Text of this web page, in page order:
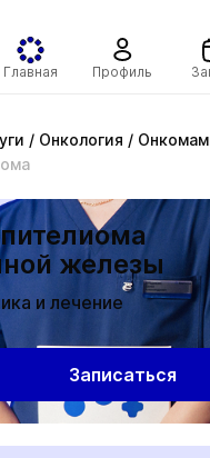
Главная Профиль
/ Онкология /
железы
и лечение
Записаться